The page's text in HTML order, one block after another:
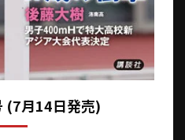
(7月14日発売)